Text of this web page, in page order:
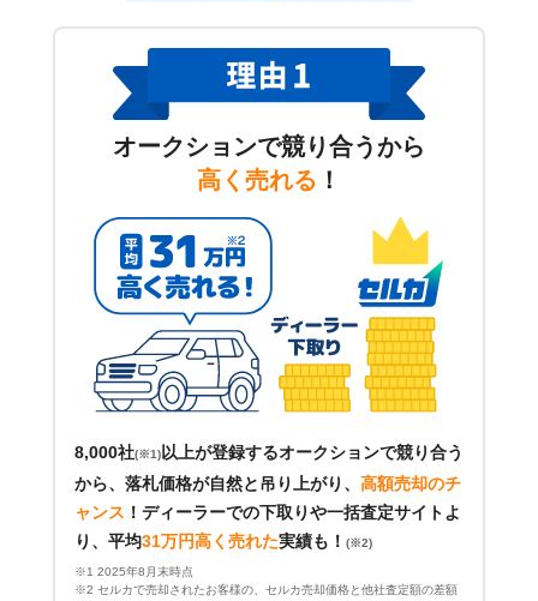
オークションで競り合うから
高く売れる ！
8,000社(※1) 以上が登録するオークションで競り合う
から、落札価格が自然と吊り上がり、 高額売却のチ
ャンス ！ ディーラーでの下取りや一括査定サイトよ
り、平均31万円高く売れた実績も！ (※2)
※1 2025年8月末時点
※2 セルカで売却されたお客様の、セルカ売却価格と他社査定額の差額